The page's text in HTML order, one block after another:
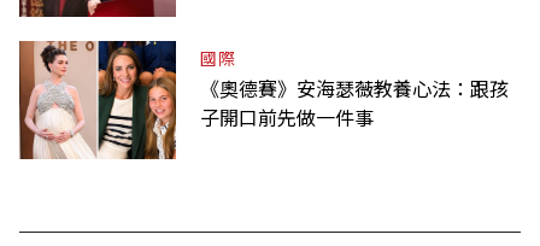
國際
《奧德賽》安海瑟薇教養心法：跟孩
子開口前先做一件事